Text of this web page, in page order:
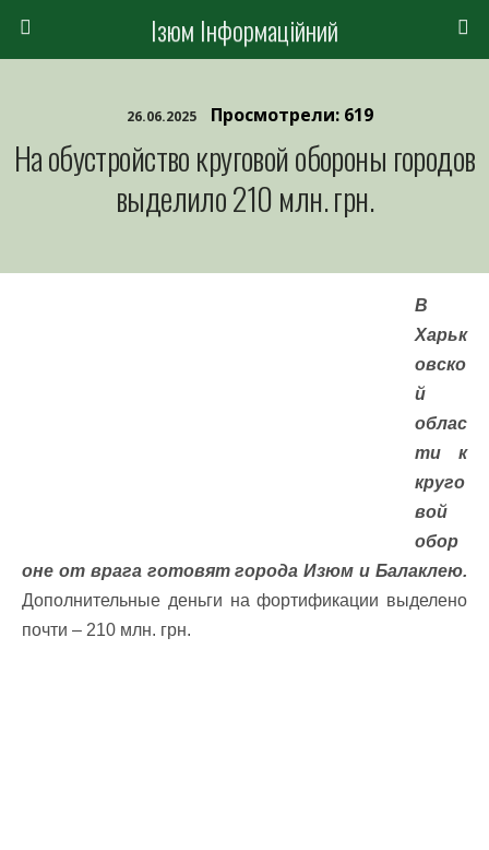
Ізюм Інформаційний
26.06.2025 Просмотрели: 619
На обустройство круговой обороны городов
выделило 210 млн. грн.
В
Харьк
овско
й
облас
ти к
круго
вой
обор
оне от врага готовят города Изюм и Балаклею.
Дополнительные деньги на фортификации выделено
почти – 210 млн. грн.